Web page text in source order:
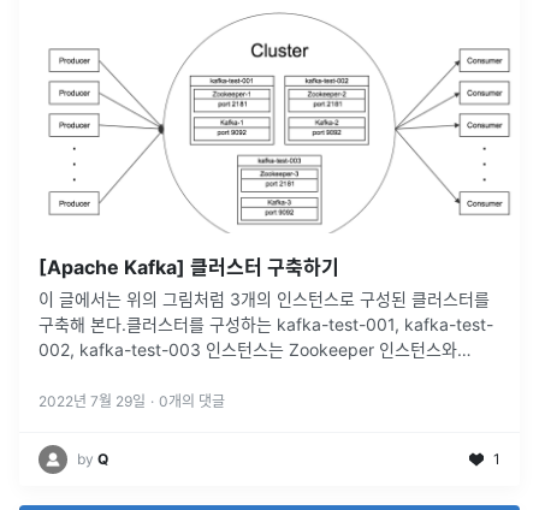
[Apache Kafka] 클러스터 구축하기
이 글에서는 위의 그림처럼 3개의 인스턴스로 구성된 클러스터를
구축해 본다.클러스터를 구성하는 kafka-test-001, kafka-test-
002, kafka-test-003 인스턴스는 Zookeeper 인스턴스와
2022년 7월 29일 · 0개의 댓글
by Q 1